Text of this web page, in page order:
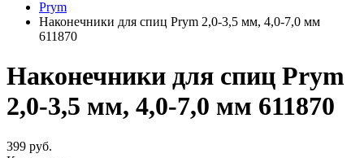
Prym
Наконечники для спиц Prym 2,0-3,5 мм, 4,0-7,0 мм
611870
Наконечники для спиц Prym
2,0-3,5 мм, 4,0-7,0 мм 611870
399 руб.